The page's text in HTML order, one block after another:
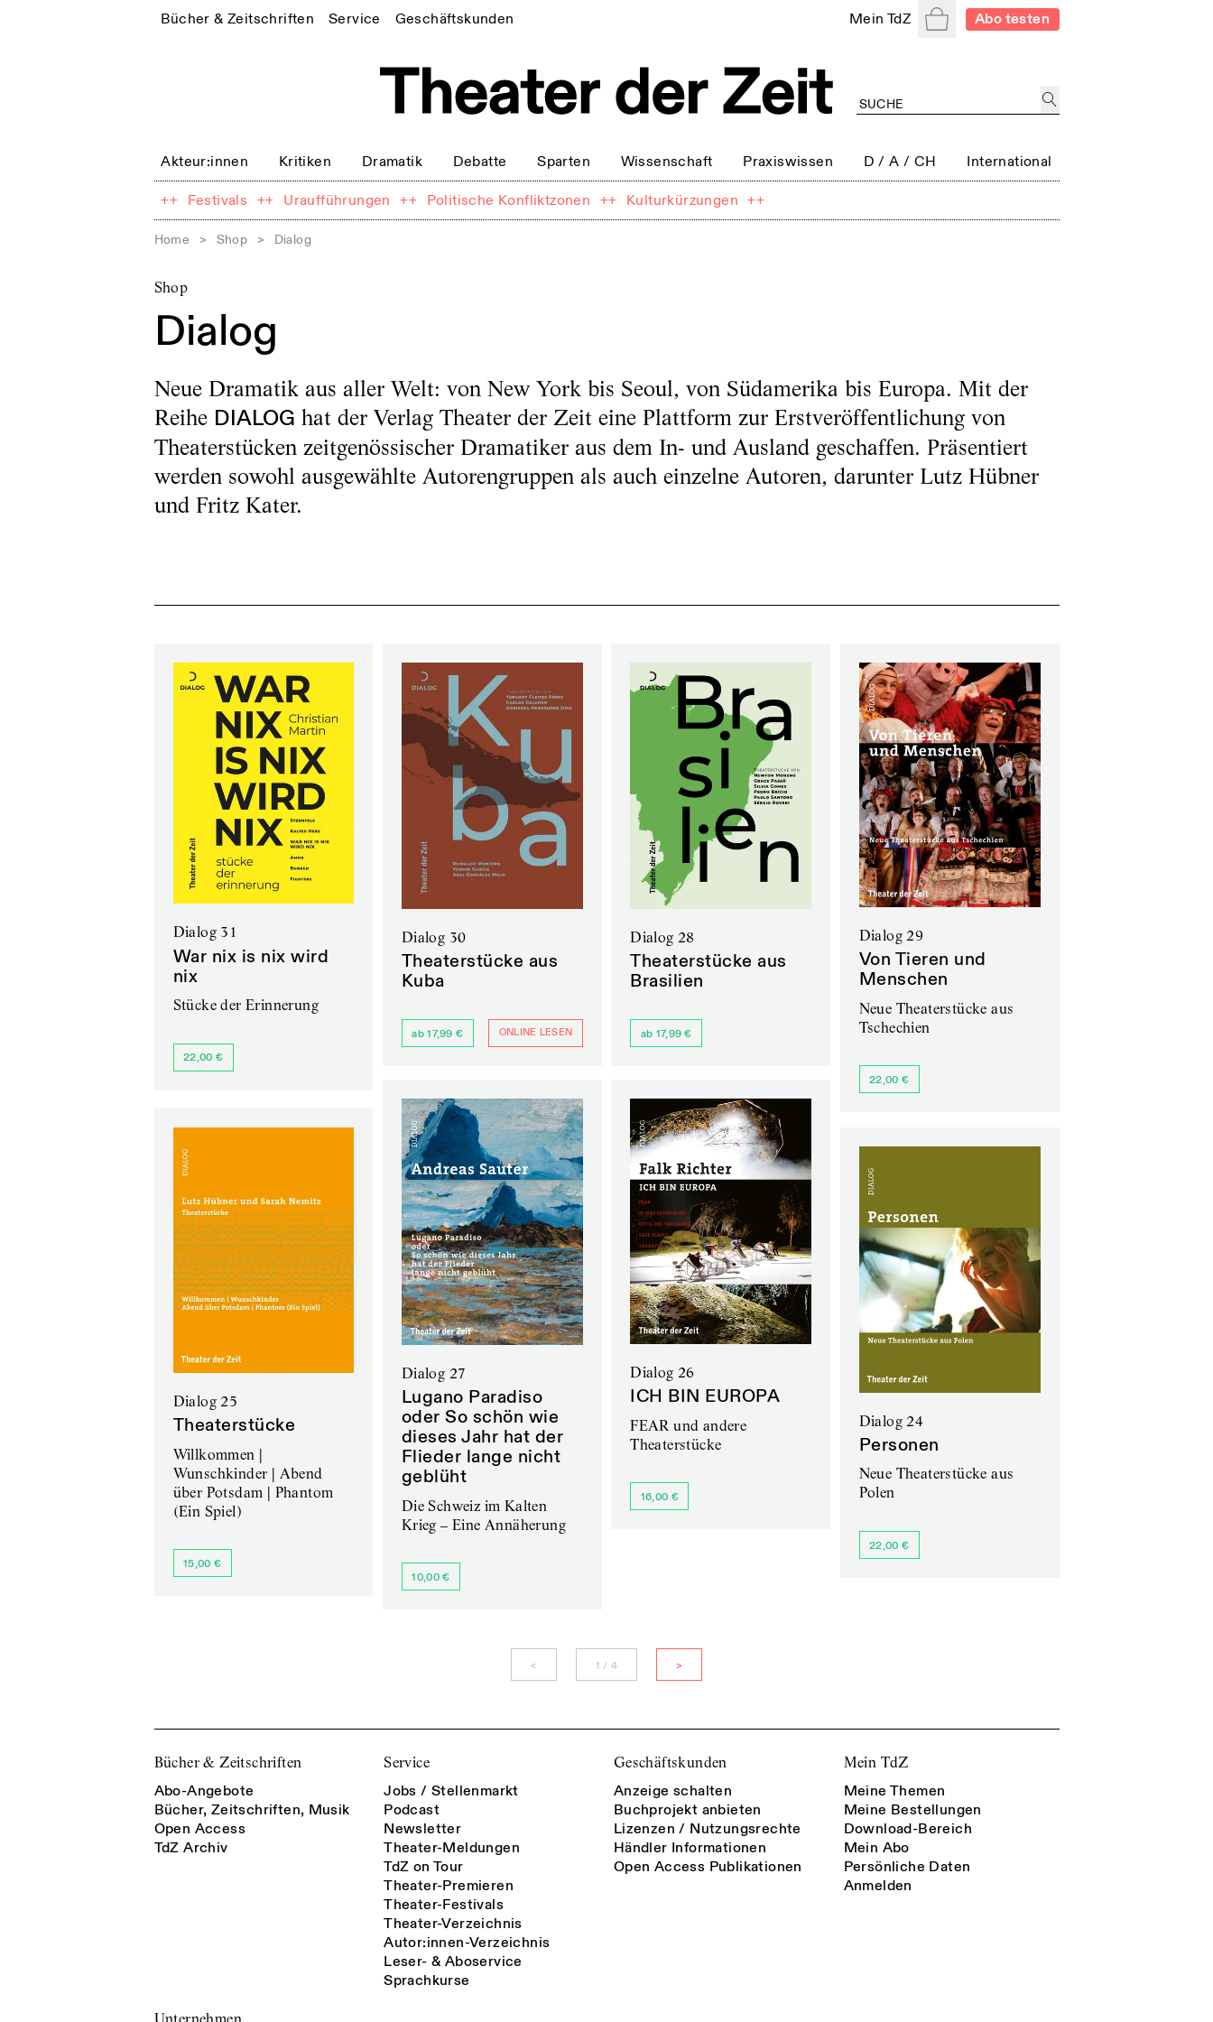
Bücher & Zeitschriften Service Geschäftskunden Mein TdZ WarenkorbAbo testen
Akteur:innen Kritiken Dramatik Debatte Sparten Wissenschaft Praxiswissen D / A / CH International
++ Festivals ++ Uraufführungen ++ Politische Konfliktzonen ++ Kulturkürzungen ++
Home > Shop > Dialog
Shop
Dialog
Neue Dramatik aus aller Welt: von New York bis Seoul, von Südamerika bis Europa. Mit der
Reihe DIALOG hat der Verlag Theater der Zeit eine Plattform zur Erstveröffentlichung von
Theaterstücken zeitgenössischer Dramatiker aus dem In- und Ausland geschaffen. Präsentiert
werden sowohl ausgewählte Autorengruppen als auch einzelne Autoren, darunter Lutz Hübner
und Fritz Kater.
Dialog 31
War nix is nix wird
nix
Stücke der Erinnerung
22,00 €
Dialog 30
Theaterstücke aus
Kuba
ab 17,99 € ONLINE LESEN
Dialog 28
Theaterstücke aus
Brasilien
ab 17,99 €
Dialog 29
Von Tieren und
Menschen
Neue Theaterstücke aus
Tschechien
22,00 €
Dialog 27
Lugano Paradiso
oder So schön wie
dieses Jahr hat der
Flieder lange nicht
geblüht
Die Schweiz im Kalten
Krieg – Eine Annäherung
10,00 €
Dialog 26
ICH BIN EUROPA
FEAR und andere
Theaterstücke
16,00 €
Dialog 25
Theaterstücke
Willkommen |
Wunschkinder | Abend
über Potsdam | Phantom
(Ein Spiel)
15,00 €
Dialog 24
Personen
Neue Theaterstücke aus
Polen
22,00 €
< 1 / 4 >
Bücher & Zeitschriften
Abo-Angebote
Bücher, Zeitschriften, Musik
Open Access
TdZ Archiv
Service
Jobs / Stellenmarkt
Podcast
Newsletter
Theater-Meldungen
TdZ on Tour
Theater-Premieren
Theater-Festivals
Theater-Verzeichnis
Autor:innen-Verzeichnis
Leser- & Aboservice
Sprachkurse
Geschäftskunden
Anzeige schalten
Buchprojekt anbieten
Lizenzen / Nutzungsrechte
Händler Informationen
Open Access Publikationen
Mein TdZ
Meine Themen
Meine Bestellungen
Download-Bereich
Mein Abo
Persönliche Daten
Anmelden
Unternehmen